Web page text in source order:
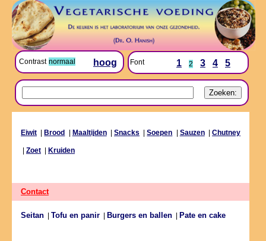
Contrast normaal hoog Font 1 2 3 4 5
Eiwit Brood Maaltijden|Snacks |Soepen Sauzen|Chutney
Zoet Kruiden
Contact
Seitan Tofu en panir Burgers en ballen Pate en cake